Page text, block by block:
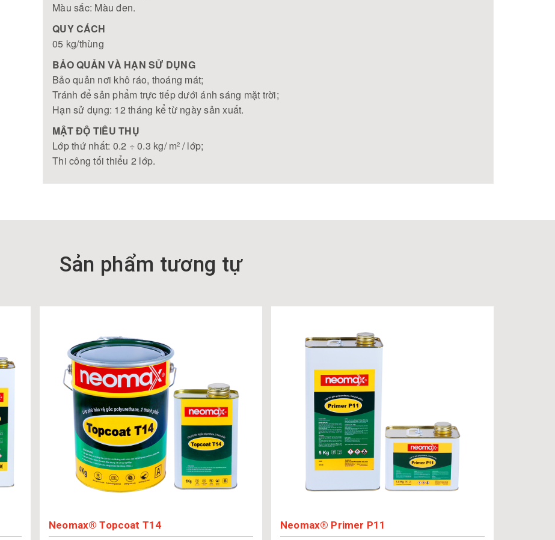
Màu sắc: Màu đen.
QUY CÁCH
05 kg/thùng
BẢO QUẢN VÀ HẠN SỬ DỤNG
Bảo quản nơi khô ráo, thoáng mát;
Tránh để sản phẩm trực tiếp dưới ánh sáng mặt trời;
Hạn sử dụng: 12 tháng kể từ ngày sản xuất.
MẬT ĐỘ TIÊU THỤ
Lớp thứ nhất: 0.2 ÷ 0.3 kg/ m2 / lớp;
Thi công tối thiểu 2 lớp.
Sản phẩm tương tự
Neomax® Topcoat T14 Neomax® Primer P11